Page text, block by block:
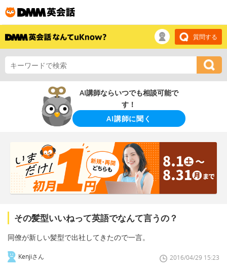
質問する
AI講師ならいつでも相談可能で
す！
AI講師に聞く
その髪型いいねって英語でなんて言うの？
同僚が新しい髪型で出社してきたので一言。
Kenjiさん 2016/04/29 15:23